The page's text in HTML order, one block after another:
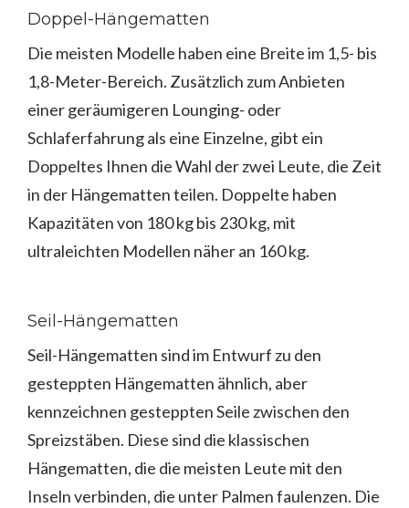
Doppel-Hängematten
Die meisten Modelle haben eine Breite im 1,5- bis
1,8-Meter-Bereich. Zusätzlich zum Anbieten
einer geräumigeren Lounging- oder
Schlaferfahrung als eine Einzelne, gibt ein
Doppeltes Ihnen die Wahl der zwei Leute, die Zeit
in der Hängematten teilen. Doppelte haben
Kapazitäten von 180 kg bis 230 kg, mit
ultraleichten Modellen näher an 160 kg.
Seil-Hängematten
Seil-Hängematten sind im Entwurf zu den
gesteppten Hängematten ähnlich, aber
kennzeichnen gesteppten Seile zwischen den
Spreizstäben. Diese sind die klassischen
Hängematten, die die meisten Leute mit den
Inseln verbinden, die unter Palmen faulenzen. Die